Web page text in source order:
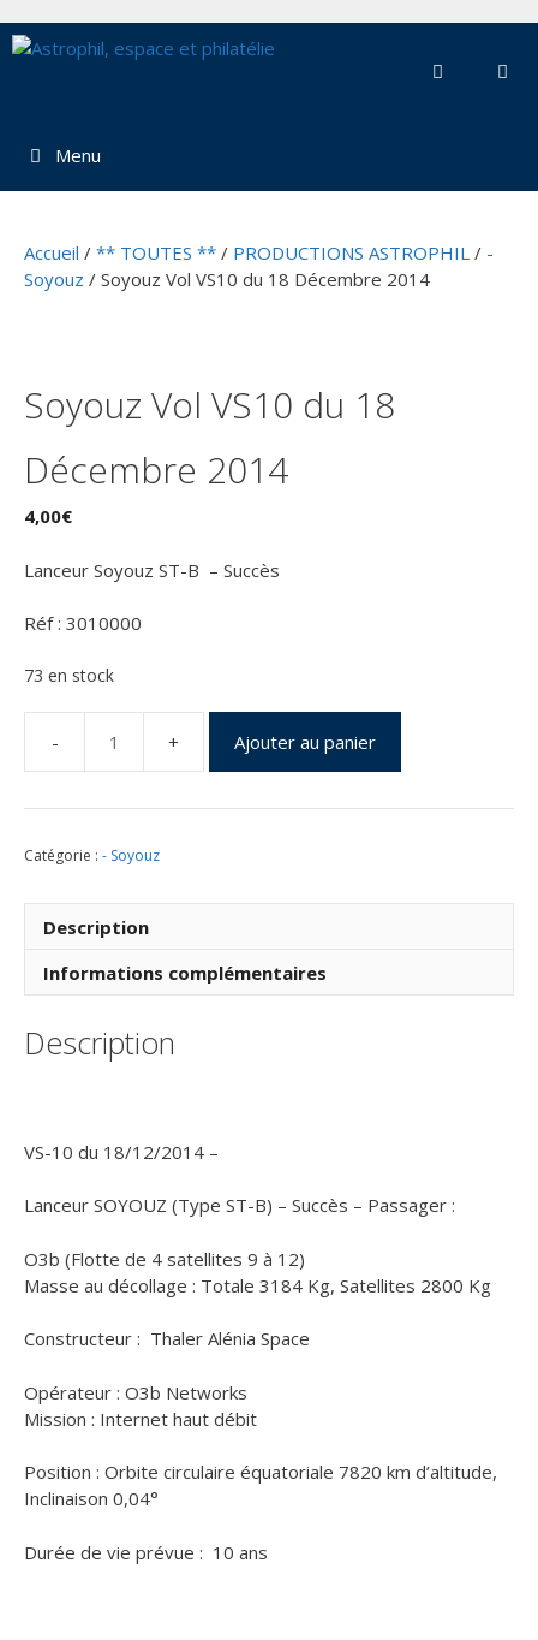
au
Menu
Accueil / ** TOUTES ** / PRODUCTIONS ASTROPHIL / -
Soyouz / Soyouz Vol VS10 du 18 Décembre 2014
Soyouz Vol VS10 du 18
Décembre 2014
4,00€
Lanceur Soyouz ST-B – Succès
Réf : 3010000
73 en stock
quantité
de
Soyouz
2014
Ajouter au panier
Catégorie : - Soyouz
Description
Informations complémentaires
Description
VS-10 du 18/12/2014 –
Lanceur SOYOUZ (Type ST-B) – Succès – Passager :
O3b (Flotte de 4 satellites 9 à 12)
Masse au décollage : Totale 3184 Kg, Satellites 2800 Kg
Constructeur : Thaler Alénia Space
Opérateur : O3b Networks
Mission : Internet haut débit
Position : Orbite circulaire équatoriale 7820 km d’altitude,
Inclinaison 0,04°
Durée de vie prévue : 10 ans